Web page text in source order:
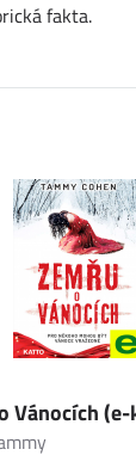
fakta.
Vánocích